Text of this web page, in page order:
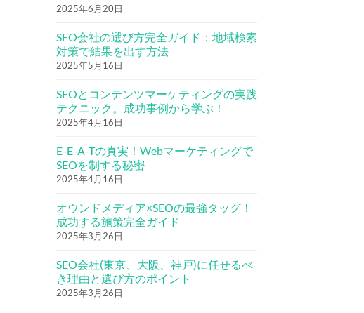
2025年6月20日
SEO会社の選び方完全ガイド：地域検索
対策で結果を出す方法
2025年5月16日
SEOとコンテンツマーケティングの実践
テクニック。成功事例から学ぶ！
2025年4月16日
E-E-A-Tの真実！Webマーケティングで
SEOを制する秘密
2025年4月16日
オウンドメディア×SEOの最強タッグ！
成功する施策完全ガイド
2025年3月26日
SEO会社(東京、大阪、神戸)に任せるべ
き理由と選び方のポイント
2025年3月26日